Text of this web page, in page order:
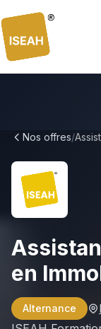
Nos offres/
en
Alternance